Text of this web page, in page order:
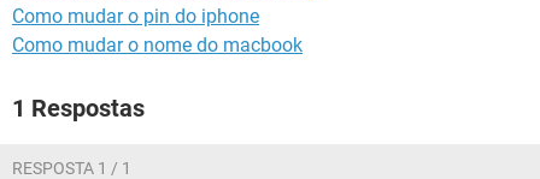
Como mudar o pin do iphone
Como mudar o nome do macbook
1 Respostas
RESPOSTA 1 / 1